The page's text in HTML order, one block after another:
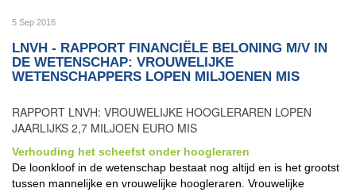
5 Sep 2016
LNVH - RAPPORT FINANCIËLE BELONING M/V IN
DE WETENSCHAP: VROUWELIJKE
WETENSCHAPPERS LOPEN MILJOENEN MIS
RAPPORT LNVH: VROUWELIJKE HOOGLERAREN LOPEN
JAARLIJKS 2,7 MILJOEN EURO MIS
Verhouding het scheefst onder hoogleraren
De loonkloof in de wetenschap bestaat nog altijd en is het grootst
tussen mannelijke en vrouwelijke hoogleraren. Vrouwelijke